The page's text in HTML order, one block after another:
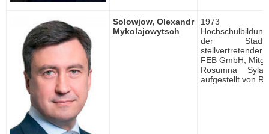
Solowjow, Olexandr
Mykolajowytsch
1973
der
FEB GmbH,
Rosumna
aufgestellt von